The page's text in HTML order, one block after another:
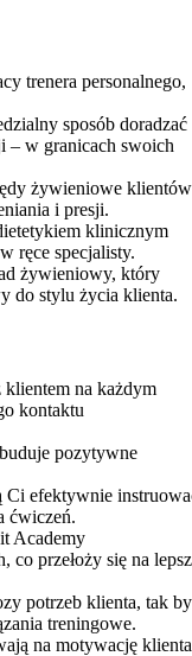
trenera personalnego,
sposób doradzać
– w granicach swoich
żywieniowe klientów
i presji.
klinicznym
ręce specjalisty.
żywieniowy, który
do stylu życia klienta.
na każdym
kontaktu
pozytywne
Ci efektywnie
ćwiczeń.
Academy
przełoży się na
potrzeb klienta, tak by
treningowe.
na motywację klienta